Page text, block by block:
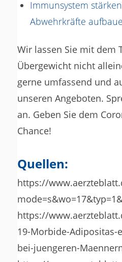
Immunsystem
Abwehrkräfte
Wir lassen Sie mit dem
Übergewicht nicht
gerne umfassend und
unseren Angeboten.
an. Geben Sie dem
Chance!
Quellen:
https://
https://
19-Morbide-Adipositas-
bei-juengeren-